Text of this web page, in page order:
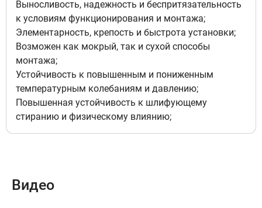
Выносливость, надежность и беспритязательность
к условиям функционирования и монтажа;
Элементарность, крепость и быстрота установки;
Возможен как мокрый, так и сухой способы
монтажа;
Устойчивость к повышенным и пониженным
температурным колебаниям и давлению;
Повышенная устойчивость к шлифующему
стиранию и физическому влиянию;
Видео